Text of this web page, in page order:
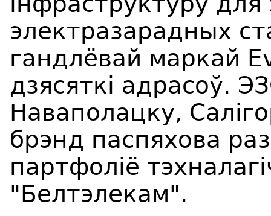
электразарадных
гандлёвай маркай
дзясяткі адрасоў.
Наваполацку,
брэнд паспяхова
партфоліё
"Белтэлекам".